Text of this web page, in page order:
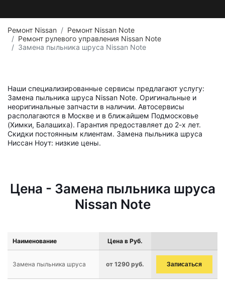
Ремонт Nissan
Ремонт Nissan Note
Ремонт рулевого управления Nissan Note
Замена пыльника шруса Nissan Note
Наши специализированные сервисы предлагают услугу:
Замена пыльника шруса Nissan Note. Оригинальные и
неоригинальные запчасти в наличии. Автосервисы
располагаются в Москве и в ближайшем Подмосковье
(Химки, Балашиха). Гарантия предоставляет до 2-х лет.
Скидки постоянным клиентам. Замена пыльника шруса
Ниссан Ноут: низкие цены.
Цена - Замена пыльника шруса
Nissan Note
Наименование Цена в Руб.
Замена пыльника шруса от 1290 руб. Записаться